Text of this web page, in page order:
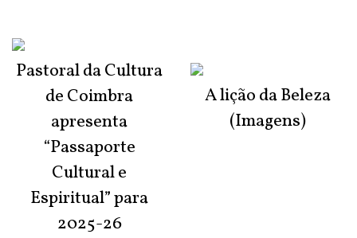
Pastoral da Cultura
de Coimbra
apresenta
“Passaporte
Cultural e
Espiritual” para
2025-26
A lição da Beleza
(Imagens)